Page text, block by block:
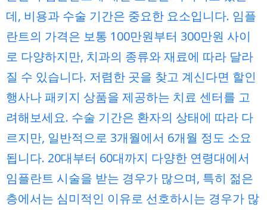
데, 비용과 수술 기간은 중요한 요소입니다. 임플
란트의 가격은 보통 100만원부터 300만원 사이
로 다양하지만, 치과의 종류와 재료에 따라 달라
질 수 있습니다. 저렴한 곳을 찾고 계신다면 할인
행사나 패키지 상품을 제공하는 치료 센터를 고
려해보세요. 수술 기간은 환자의 상태에 따라 다
르지만, 일반적으로 3개월에서 6개월 정도 소요
됩니다. 20대부터 60대까지 다양한 연령대에서
임플란트 시술을 받는 경우가 많으며, 특히 젊은
층에서는 심미적인 이유로 선호하시는 경우가 많